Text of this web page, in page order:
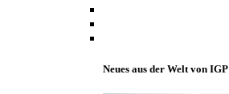
Neues aus der Welt von IGP